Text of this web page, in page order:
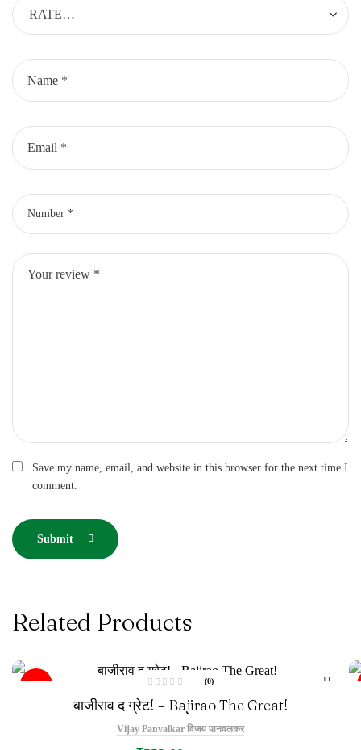
Save my name, email, and website in this browser for the next time I
comment.
Submit
Related Products
-15%
a
t
d
0
o
(0)
बाजीराव द ग्रेट! – Bajirao The Great!
Vijay Panvalkar विजय पानवलकर